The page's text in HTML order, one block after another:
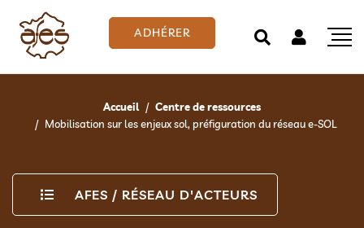
ADHÉRER
Accueil
Centre de ressources
Mobilisation sur les enjeux sol, préfiguration du réseau e-SOL
AFES / RÉSEAU D'ACTEURS